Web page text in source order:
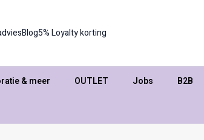
Blog5% Loyalty korting
& meer OUTLET Jobs B2B